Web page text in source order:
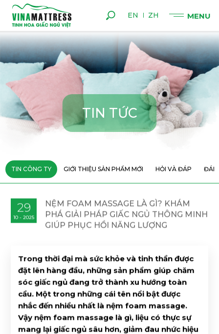
EN ZH
TIN TỨC
TIN CÔNG TY GIỚI THIỆU SẢN PHẨM MỚI HỎI VÀ ĐÁP
NỆM FOAM MASSAGE LÀ GÌ? KHÁM
PHÁ GIẢI PHÁP GIẤC NGỦ THÔNG MINH
GIÚP PHỤC HỒI NĂNG LƯỢNG
29
10 - 2025
Trong thời đại mà sức khỏe và tinh thần được
đặt lên hàng đầu, những sản phẩm giúp chăm
sóc giấc ngủ đang trở thành xu hướng toàn
cầu. Một trong những cái tên nổi bật được
nhắc đến nhiều nhất là nệm foam massage.
Vậy nệm foam massage là gì, liệu có thực sự
mang lại giấc ngủ sâu hơn, giảm đau nhức hiệu